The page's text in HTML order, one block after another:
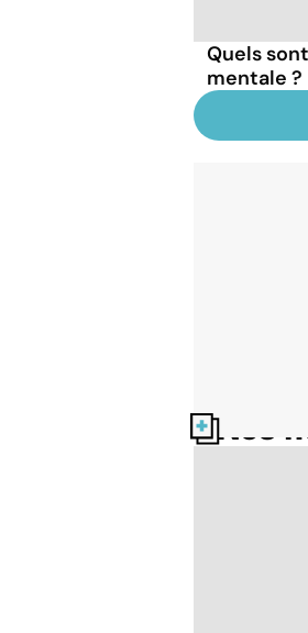
Quels
mentale ?
Nos